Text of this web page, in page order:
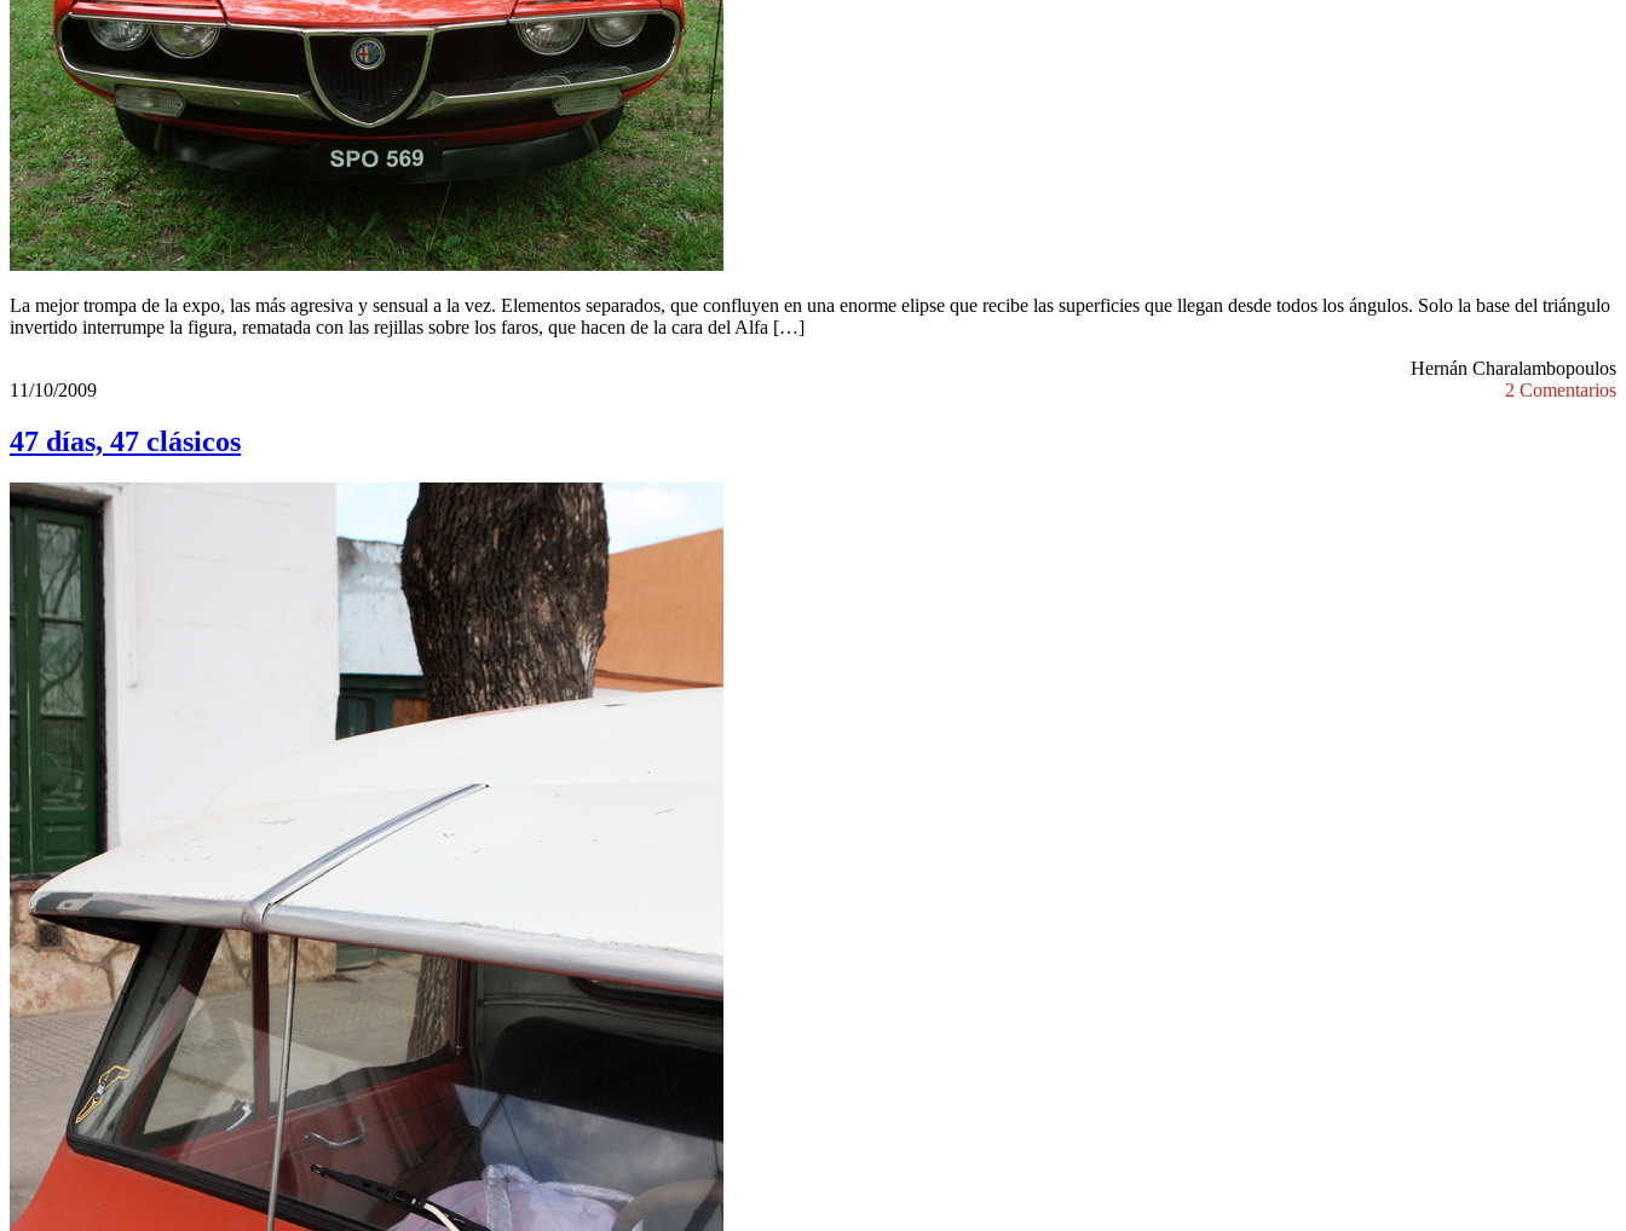
La mejor trompa de la expo, las más agresiva y sensual a la vez. Elementos separados, que confluyen en una enorme elipse que recibe las superficies que llegan desde todos los ángulos. Solo la base del triángulo
invertido interrumpe la figura, rematada con las rejillas sobre los faros, que hacen de la cara del Alfa […]
Hernán Charalambopoulos
11/10/2009
2 Comentarios
47 días, 47 clásicos